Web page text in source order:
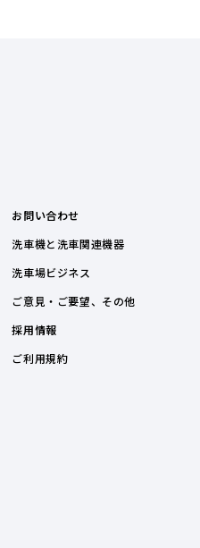
お問い合わせ
洗車機と洗車関連機器
洗車場ビジネス
ご意見・ご要望、その他
採用情報
ご利用規約